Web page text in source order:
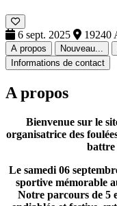
6 sept. 2025 19240
A propos Nouveau...
Informations de contact
A propos
Bienvenue sur le
organisatrice des
battre
Le samedi 06
sportive mémorable
Notre parcours de 5